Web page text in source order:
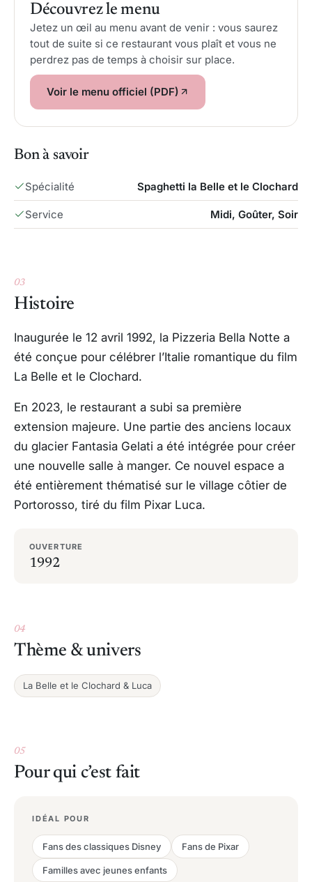
Découvrez le menu
Jetez un œil au menu avant de venir : vous saurez
tout de suite si ce restaurant vous plaît et vous ne
perdrez pas de temps à choisir sur place.
Voir le menu officiel (PDF)
Bon à savoir
Spécialité Spaghetti la Belle et le Clochard
Service Midi, Goûter, Soir
03
Histoire
Inaugurée le 12 avril 1992, la Pizzeria Bella Notte a
été conçue pour célébrer l’Italie romantique du film
La Belle et le Clochard.
En 2023, le restaurant a subi sa première
extension majeure. Une partie des anciens locaux
du glacier Fantasia Gelati a été intégrée pour créer
une nouvelle salle à manger. Ce nouvel espace a
été entièrement thématisé sur le village côtier de
Portorosso, tiré du film Pixar Luca.
OUVERTURE
1992
04
Thème & univers
La Belle et le Clochard & Luca
05
Pour qui c’est fait
IDÉAL POUR
Fans des classiques Disney Fans de Pixar
Familles avec jeunes enfants